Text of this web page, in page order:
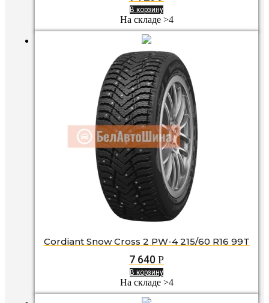
В корзину
На складе >4
Cordiant Snow Cross 2 PW-4 215/60 R16 99T
7 640 Р
В корзину
На складе >4